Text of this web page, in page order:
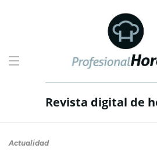
Revista digital de
Actualidad